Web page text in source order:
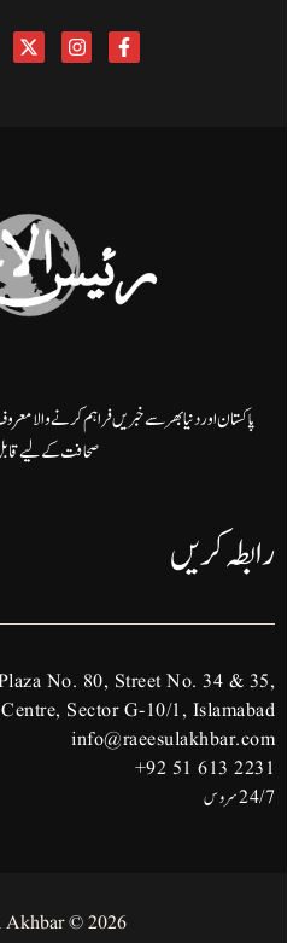
پاکستان اور دنیا بھر سے خبریں فراہم کرنے والا معروف
صحافت کے لیے
رابطہ کریں
No. 80, Street No. 34 & 35,
Sector G-10/1, Islamabad.
info@raeesulakhbar.com
+92 51 613 2231
24/7 سروس
2026 © Raees Ul Akhbar